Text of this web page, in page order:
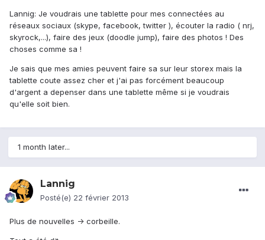
Lannig: Je voudrais une tablette pour mes connectées au
réseaux sociaux (skype, facebook, twitter ), écouter la radio ( nrj,
skyrock,...), faire des jeux (doodle jump), faire des photos ! Des
choses comme sa !
Je sais que mes amies peuvent faire sa sur leur storex mais la
tablette coute assez cher et j'ai pas forcément beaucoup
d'argent a depenser dans une tablette même si je voudrais
qu'elle soit bien.
1 month later...
Lannig
Posté(e) 22 février 2013
Plus de nouvelles -> corbeille.